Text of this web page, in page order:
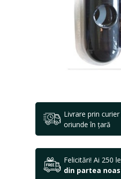
Livrare prin curier
oriunde în țară
Felicitări! Ai 250
din partea